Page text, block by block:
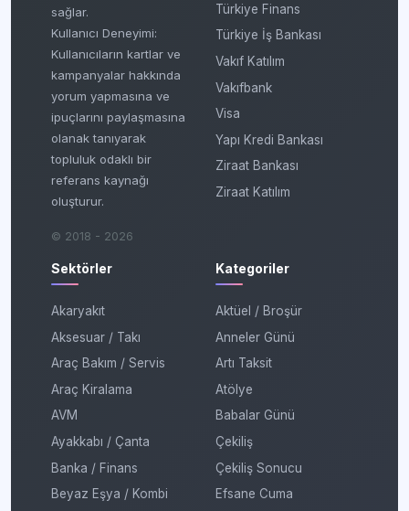
sağlar.
Kullanıcı Deneyimi:
Kullanıcıların kartlar ve
kampanyalar hakkında
yorum yapmasına ve
ipuçlarını paylaşmasına
olanak tanıyarak
topluluk odaklı bir
referans kaynağı
oluşturur.
© 2018 - 2026
Türkiye Finans
Türkiye İş Bankası
Vakıf Katılım
Vakıfbank
Visa
Yapı Kredi Bankası
Ziraat Bankası
Ziraat Katılım
Sektörler
Akaryakıt
Aksesuar / Takı
Araç Bakım / Servis
Araç Kiralama
AVM
Ayakkabı / Çanta
Banka / Finans
Beyaz Eşya / Kombi
Kategoriler
Aktüel / Broşür
Anneler Günü
Artı Taksit
Atölye
Babalar Günü
Çekiliş
Çekiliş Sonucu
Efsane Cuma